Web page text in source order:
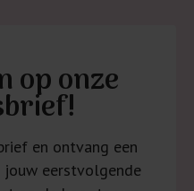
op onze
en ontvang een
eerstvolgende